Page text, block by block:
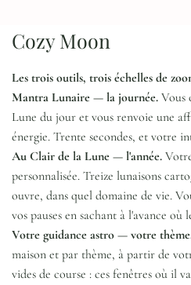
Cozy Moon
Les trois outils, trois échelles de
Mantra Lunaire — la journée. Vous
Lune du jour et vous renvoie une
énergie. Trente secondes, et votre
Au Clair de la Lune — l'année.
personnalisée. Treize lunaisons
ouvre, dans quel domaine de vie.
vos pauses en sachant à l'avance
Votre guidance astro — votre
maison et par thème, à partir de
vides de course : ces fenêtres où il